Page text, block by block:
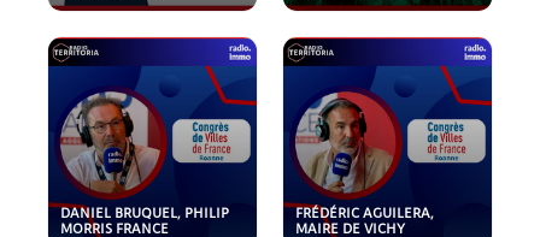
DANIEL BRUQUEL, PHILIP
MORRIS FRANCE
FRÉDÉRIC AGUILERA,
MAIRE DE VICHY